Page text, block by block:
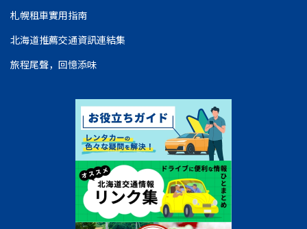
札幌租車實用指南
北海道推薦交通資訊連結集
旅程尾聲，回憶添味